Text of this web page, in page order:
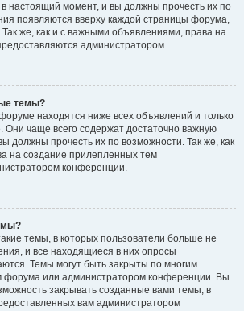
настоящий момент, и вы должны прочесть их по
появляются вверху каждой страницы форума,
же, как и с важными объявлениями, права на
администратором.
темы?
находятся ниже всех объявлений и только
Они чаще всего содержат достаточно важную
должны прочесть их по возможности. Так же, как
на создание прилепленных тем
конференции.
темы, в которых пользователи больше не
и все находящиеся в них опросы
Темы могут быть закрыты по многим
форума или администратором конференции. Вы
закрывать созданные вами темы, в
вам администратором